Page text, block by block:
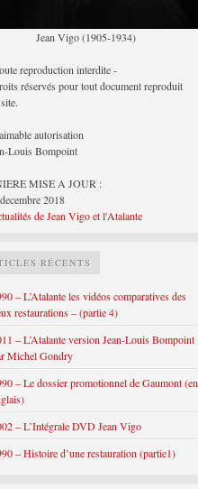
Jean Vigo (1905-1934)
reproduction interdite -
réservés pour tout document reproduit
autorisation
Louis Bompoint
MISE A JOUR :
2018
de Jean Vigo et l'Atalante
RÉCENTS
– L’Atalante les vidéos comparatives des
restaurations – (partie 4)
– L’Atalante version Jean-Louis Bompoint
Michel Gondry
– Le dossier promotionnel de Gaumont (en
– L’Intégrale DVD Jean Vigo
– Histoire d’une restauration (partie1)